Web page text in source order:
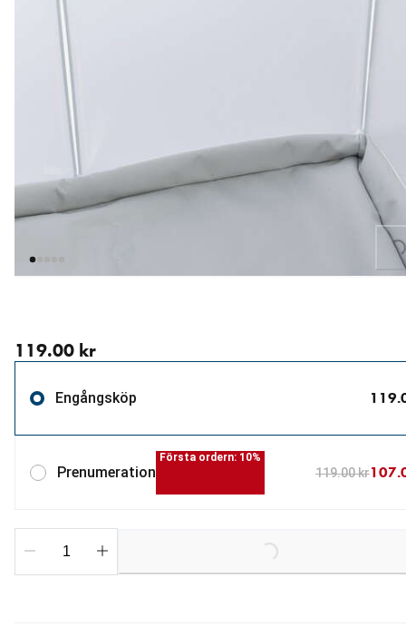
Loading...
119.00 kr
Engångsköp
Prenumeration
Första ordern: 10%
119.00 kr
Loading...